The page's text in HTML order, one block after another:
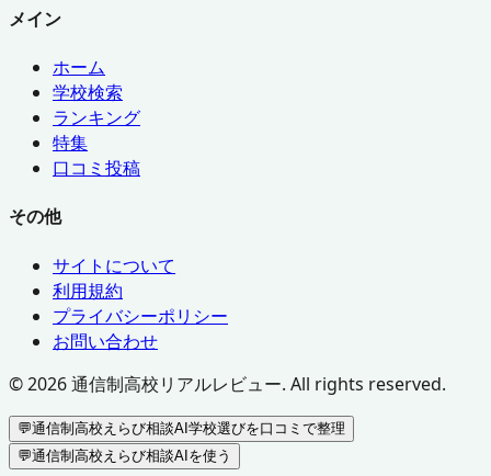
メイン
ホーム
学校検索
ランキング
特集
口コミ投稿
その他
サイトについて
利用規約
プライバシーポリシー
お問い合わせ
©2026通信制高校リアルレビュー. All rights reserved.
💬通信制高校えらび相談AI学校選びを口コミで整理
💬通信制高校えらび相談AIを使う